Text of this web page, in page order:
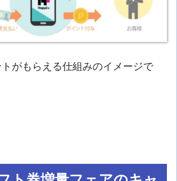
がもらえる仕組みのイメージで